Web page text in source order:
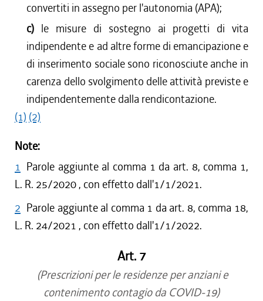
convertiti in assegno per l'autonomia (APA);
c) le misure di sostegno ai progetti di vita
indipendente e ad altre forme di emancipazione e
di inserimento sociale sono riconosciute anche in
carenza dello svolgimento delle attività previste e
indipendentemente dalla rendicontazione.
(1) (2)
Note:
1 Parole aggiunte al comma 1 da art. 8, comma 1,
L. R. 25/2020 , con effetto dall'1/1/2021.
2 Parole aggiunte al comma 1 da art. 8, comma 18,
L. R. 24/2021 , con effetto dall'1/1/2022.
Art. 7
(Prescrizioni per le residenze per anziani e
contenimento contagio da COVID-19)